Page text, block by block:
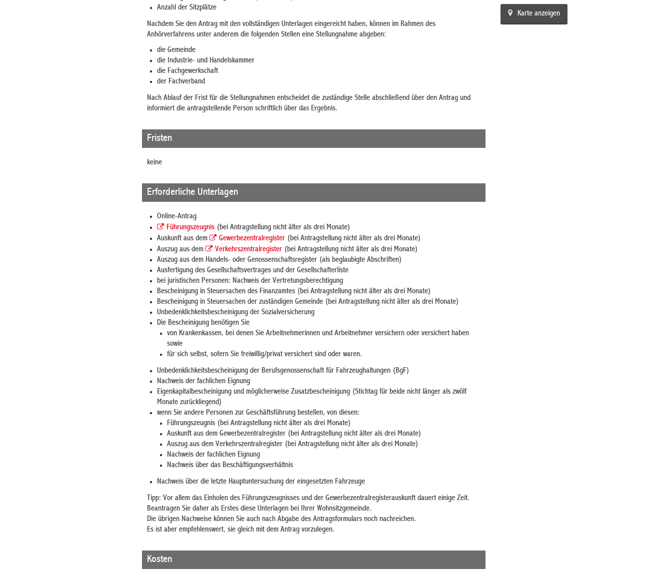
Anzahl der Sitzplätze
Nachdem Sie den Antrag mit den vollständigen Unterlagen eingereicht haben, können im Rahmen des
Anhörverfahrens unter anderem die folgenden Stellen eine Stellungnahme abgeben:
die Gemeinde
die Industrie- und Handelskammer
die Fachgewerkschaft
der Fachverband
Nach Ablauf der Frist für die Stellungnahmen entscheidet die zuständige Stelle abschließend über den Antrag und
informiert die antragstellende Person schriftlich über das Ergebnis.
Fristen
keine
Erforderliche Unterlagen
Online-Antrag
Führungszeugnis(bei Antragstellung nicht älter als drei Monate)
Auskunft aus dem
Gewerbezentralregister(bei Antragstellung nicht älter als drei Monate)
Auszug aus dem
Verkehrszentralregister(bei Antragstellung nicht älter als drei Monate)
Auszug aus dem Handels- oder Genossenschaftsregister (als beglaubigte Abschriften)
Ausfertigung des Gesellschaftsvertrages und der Gesellschafterliste
bei juristischen Personen: Nachweis der Vertretungsberechtigung
Bescheinigung in Steuersachen des Finanzamtes (bei Antragstellung nicht älter als drei Monate)
Bescheinigung in Steuersachen der zuständigen Gemeinde (bei Antragstellung nicht älter als drei Monate)
Unbedenklichkeitsbescheinigung der Sozialversicherung
Die Bescheinigung benötigen Sie
von Krankenkassen, bei denen Sie Arbeitnehmerinnen und Arbeitnehmer versichern oder versichert haben
sowie
für sich selbst, sofern Sie freiwillig/privat versichert sind oder waren.
Unbedenklichkeitsbescheinigung der Berufsgenossenschaft für Fahrzeughaltungen (BgF)
Nachweis der fachlichen Eignung
Eigenkapitalbescheinigung und möglicherweise Zusatzbescheinigung (Stichtag für beide nicht länger als zwölf
Monate zurückliegend)
wenn Sie andere Personen zur Geschäftsführung bestellen, von diesen:
Führungszeugnis (bei Antragstellung nicht älter als drei Monate)
Auskunft aus dem Gewerbezentralregister (bei Antragstellung nicht älter als drei Monate)
Auszug aus dem Verkehrszentralregister (bei Antragstellung nicht älter als drei Monate)
Nachweis der fachlichen Eignung
Nachweis über das Beschäftigungsverhältnis
Nachweis über die letzte Hauptuntersuchung der eingesetzten Fahrzeuge
Tipp: Vor allem das Einholen des Führungszeugnisses und der Gewerbezentralregisterauskunft dauert einige Zeit.
Beantragen Sie daher als Erstes diese Unterlagen bei Ihrer Wohnsitzgemeinde.
Die übrigen Nachweise können Sie auch nach Abgabe des Antragsformulars noch nachreichen.
Es ist aber empfehlenswert, sie gleich mit dem Antrag vorzulegen.
Kosten
Karte anzeigen